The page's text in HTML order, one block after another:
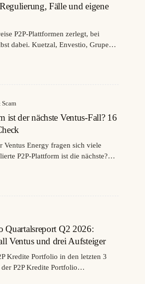
Fälle und eigene
P2P-Plattformen zerlegt, bei
dabei. Kuetzal, Envestio, Grupeer,
wie Varks, Wowwo und
lässt. Jeder neue Fall kommt
ist der nächste Ventus-Fall? 16
Ventus Energy fragen sich viele
P2P-Plattform ist die nächste?
an, ihre Hausaufgaben zu
Genau diese Konstruktion ist das
jede unregulierte Plattform messen
Quartalsreport Q2 2026:
Ventus und drei Aufsteiger
Kredite Portfolio in den letzten 3
P2P Kredite Portfolio
In diesem Beitrag analysiere ich mein